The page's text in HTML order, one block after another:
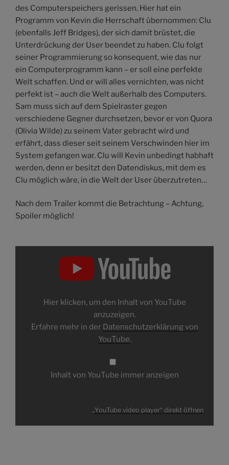
des Computerspeichers gerissen. Hier hat ein
Programm von Kevin die Herrschaft übernommen: Clu
(ebenfalls Jeff Bridges), der sich damit brüstet, die
Unterdrückung der User beendet zu haben. Clu folgt
seiner Programmierung so konsequent, wie das nur
ein Computerprogramm kann – er soll eine perfekte
Welt schaffen. Und er will alles vernichten, was nicht
perfekt ist – auch die Welt außerhalb des Computers.
Sam muss sich auf dem Spielraster gegen
verschiedene Gegner durchsetzen, bevor er von Quora
(Olivia Wilde) zu seinem Vater gebracht wird und
erfährt, dass dieser seit seinem Verschwinden hier im
System gefangen war. Clu will Kevin unbedingt habhaft
werden, denn er besitzt den Datendiskus, mit dem es
Clu möglich wäre, in die Welt der User überzutreten…
Nach dem Trailer kommt die Betrachtung – Achtung,
Spoiler möglich!
„YouTube
Hier klicken, um den Inhalt von YouTube
anzuzeigen.
Erfahre mehr in der Datenschutzerklärung von
YouTube.
Inhalt von YouTube immer anzeigen
„YouTube video player“ direkt öffnen